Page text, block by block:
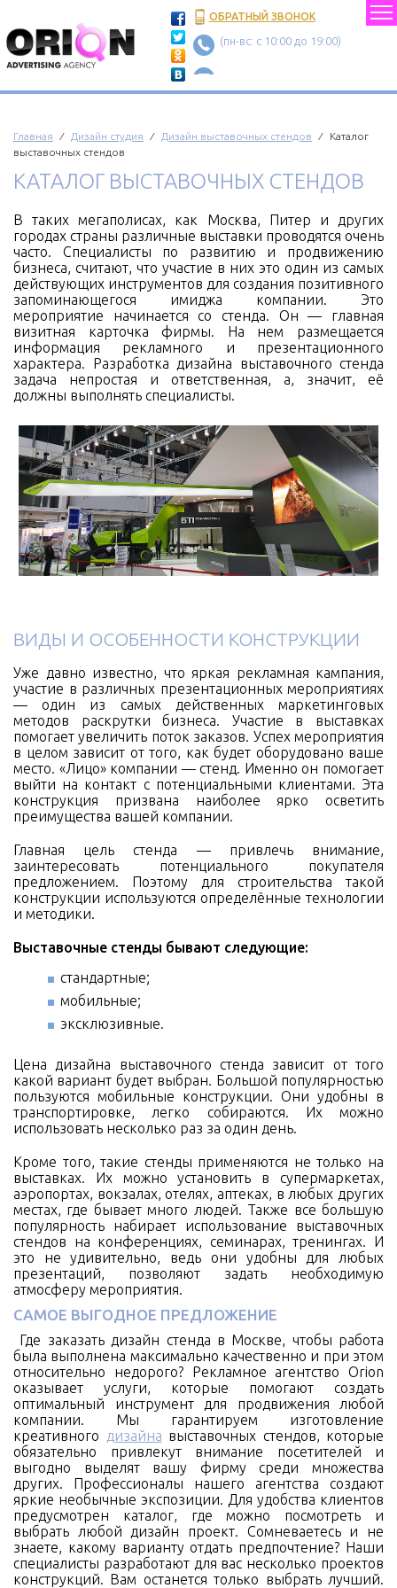
ОБРАТНЫЙ ЗВОНОК
(пн-вс: c 10:00 до 19:00)
Главная ⁄ Дизайн студия ⁄ Дизайн выставочных стендов ⁄ Каталог
выставочных стендов
КАТАЛОГ ВЫСТАВОЧНЫХ СТЕНДОВ
В таких мегаполисах, как Москва, Питер и других
городах страны различные выставки проводятся очень
часто. Специалисты по развитию и продвижению
бизнеса, считают, что участие в них это один из самых
действующих инструментов для создания позитивного
запоминающегося имиджа компании. Это
мероприятие начинается со стенда. Он — главная
визитная карточка фирмы. На нем размещается
информация рекламного и презентационного
характера. Разработка дизайна выставочного стенда
задача непростая и ответственная, а, значит, её
должны выполнять специалисты.
ВИДЫ И ОСОБЕННОСТИ КОНСТРУКЦИИ
Уже давно известно, что яркая рекламная кампания,
участие в различных презентационных мероприятиях
— один из самых действенных маркетинговых
методов раскрутки бизнеса. Участие в выставках
помогает увеличить поток заказов. Успех мероприятия
в целом зависит от того, как будет оборудовано ваше
место. «Лицо» компании — стенд. Именно он помогает
выйти на контакт с потенциальными клиентами. Эта
конструкция призвана наиболее ярко осветить
преимущества вашей компании.
Главная цель стенда — привлечь внимание,
заинтересовать потенциального покупателя
предложением. Поэтому для строительства такой
конструкции используются определённые технологии
и методики.
Выставочные стенды бывают следующие:
стандартные;
мобильные;
эксклюзивные.
Цена дизайна выставочного стенда зависит от того
какой вариант будет выбран. Большой популярностью
пользуются мобильные конструкции. Они удобны в
транспортировке, легко собираются. Их можно
использовать несколько раз за один день.
Кроме того, такие стенды применяются не только на
выставках. Их можно установить в супермаркетах,
аэропортах, вокзалах, отелях, аптеках, в любых других
местах, где бывает много людей. Также все большую
популярность набирает использование выставочных
стендов на конференциях, семинарах, тренингах. И
это не удивительно, ведь они удобны для любых
презентаций, позволяют задать необходимую
атмосферу мероприятия.
САМОЕ ВЫГОДНОЕ ПРЕДЛОЖЕНИЕ
Где заказать дизайн стенда в Москве, чтобы работа
была выполнена максимально качественно и при этом
относительно недорого? Рекламное агентство Orion
оказывает услуги, которые помогают создать
оптимальный инструмент для продвижения любой
компании. Мы гарантируем изготовление
креативного
дизайна выставочных стендов, которые
обязательно привлекут внимание посетителей и
выгодно выделят вашу фирму среди множества
других. Профессионалы нашего агентства создают
яркие необычные экспозиции. Для удобства клиентов
предусмотрен каталог, где можно посмотреть и
выбрать любой дизайн проект. Сомневаетесь и не
знаете, какому варианту отдать предпочтение? Наши
специалисты разработают для вас несколько проектов
конструкций. Вам останется только выбрать лучший.